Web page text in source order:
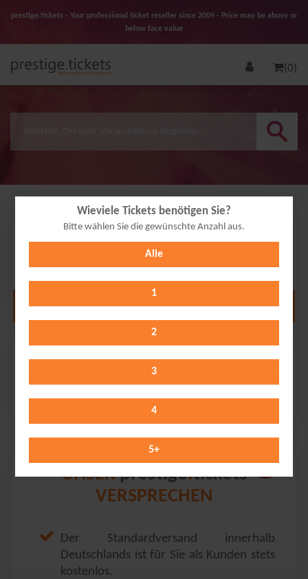
prestige.tickets - Your professional ticket reseller since 2009 - Price may be above or
below face value
(0)
Wieviele Tickets benötigen Sie?
Bitte wählen Sie die gewünschte Anzahl aus.
Alle
1
2
3
4
5+
15
Alle Termine anzeigen
Messe+Congress Centrum // Münster
Sunday 15.11.2026
UNSERprestige.tickets
VERSPRECHEN
Der Standardversand innerhalb
Deutschlands ist für Sie als Kunden stets
kostenlos.